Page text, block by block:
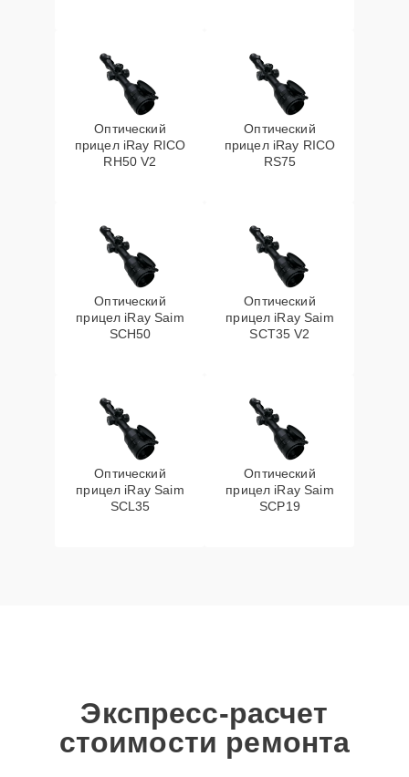
Оптический
прицел iRay RICO
RH50 V2
Оптический
прицел iRay RICO
RS75
Оптический
прицел iRay Saim
SCH50
Оптический
прицел iRay Saim
SCT35 V2
Оптический
прицел iRay Saim
SCL35
Оптический
прицел iRay Saim
SCP19
Экспресс-расчет
стоимости ремонта